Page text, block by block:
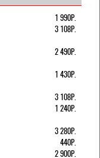
1 990Р.
3 108Р.
2 490Р.
1 430Р.
3 108Р.
1 240Р.
3 280Р.
440Р.
2 900Р.